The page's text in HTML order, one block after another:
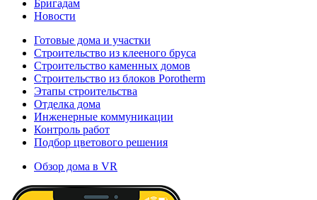
Бригадам
Новости
Готовые дома и участки
Строительство из клееного бруса
Строительство каменных домов
Строительство из блоков Porotherm
Этапы строительства
Отделка дома
Инженерные коммуникации
Контроль работ
Подбор цветового решения
Обзор дома в VR